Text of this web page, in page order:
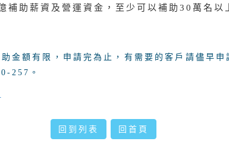
補助薪資及營運資金，至少可以補助30萬名以
金額有限，申請完為止，有需要的客戶請儘早申
257。
回到列表 回首頁